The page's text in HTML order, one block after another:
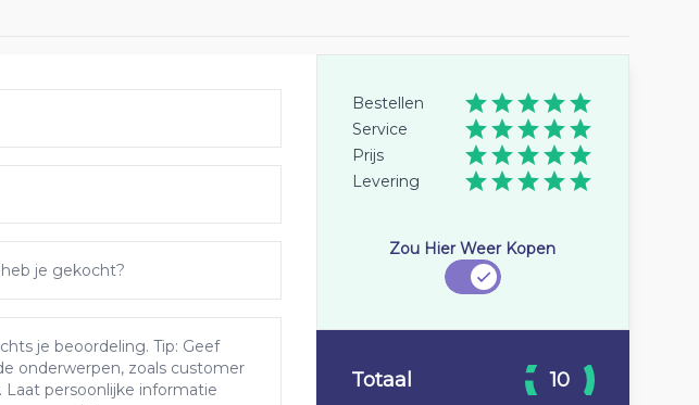
Bestellen
Service
Prijs
Levering
Zou Hier Weer Kopen
Totaal 10